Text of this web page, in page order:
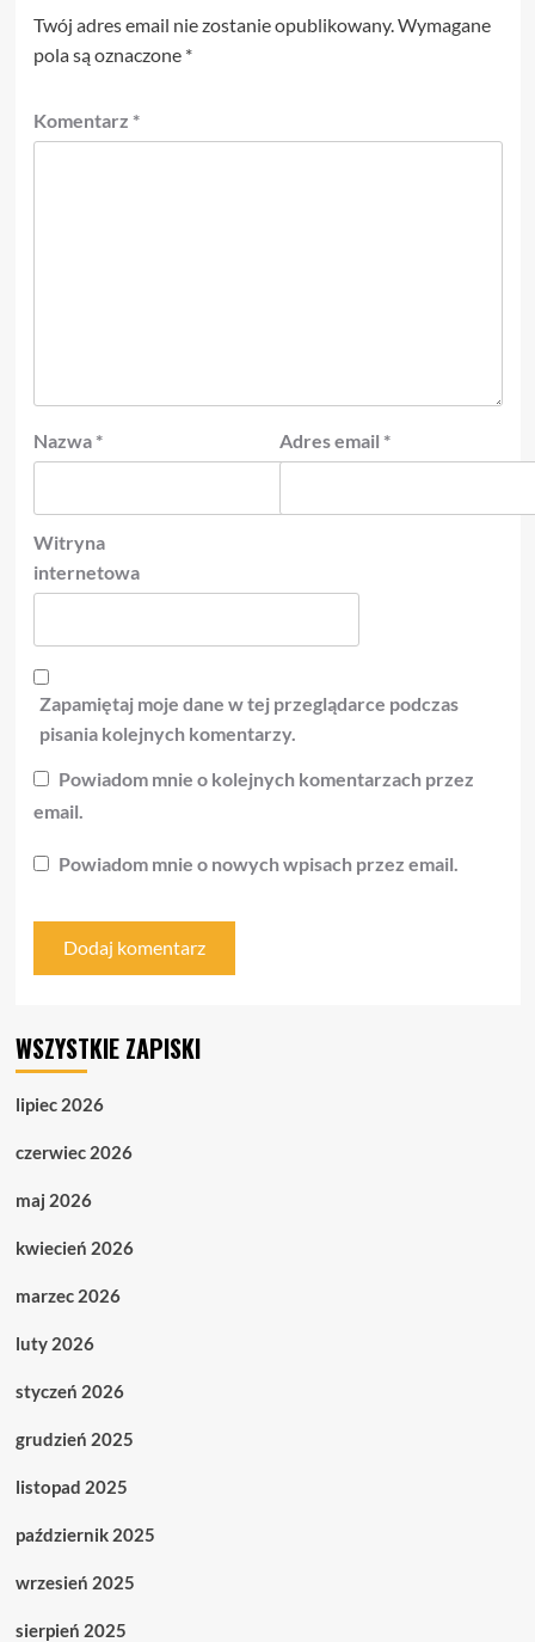
Twój adres email nie zostanie opublikowany.Wymagane
pola są oznaczone *
Komentarz *
Nazwa * Adres email *
Witryna
internetowa
Zapamiętaj moje dane w tej przeglądarce podczas
pisania kolejnych komentarzy.
Powiadom mnie o kolejnych komentarzach przez
email.
Powiadom mnie o nowych wpisach przez email.
WSZYSTKIE ZAPISKI
lipiec 2026
czerwiec 2026
maj 2026
kwiecień 2026
marzec 2026
luty 2026
styczeń 2026
grudzień 2025
listopad 2025
październik 2025
wrzesień 2025
sierpień 2025